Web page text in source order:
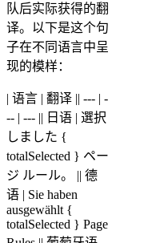
队后实际获得的翻
译。以下是这个句
子在不同语言中呈
现的模样：
| 语言 | 翻译 || --- | -
-- | --- || 日语 | 選択
しました {
totalSelected } ペー
ジ ルール。 || 德
语 | Sie haben
ausgewählt {
totalSelected } Page